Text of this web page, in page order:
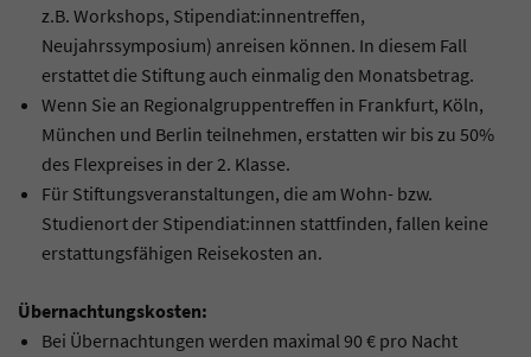
z.B. Workshops, Stipendiat:innentreffen,
Neujahrssymposium) anreisen können. In diesem Fall
erstattet die Stiftung auch einmalig den Monatsbetrag.
Wenn Sie an Regionalgruppentreffen in Frankfurt, Köln,
München und Berlin teilnehmen, erstatten wir bis zu 50%
des Flexpreises in der 2. Klasse.
Für Stiftungsveranstaltungen, die am Wohn- bzw.
Studienort der Stipendiat:innen stattfinden, fallen keine
erstattungsfähigen Reisekosten an.
Übernachtungskosten:
Bei Übernachtungen werden maximal 90 € pro Nacht